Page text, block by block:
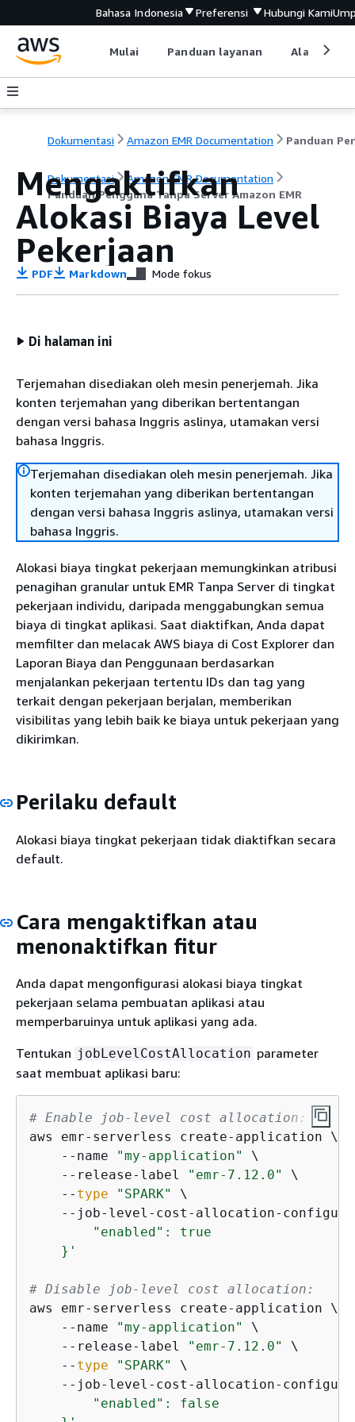
Bahasa Indonesia Preferensi Hubungi Kami
Mulai Panduan layanan Alat
Dokumentasi Amazon EMR Documentation
Dokumentasi
Amazon EMR Documentation
Panduan Pengguna Tanpa Server Amazon EMR
Mengaktifkan
Alokasi Biaya Level
Pekerjaan
PDF Markdown Mode fokus
Di halaman ini
Terjemahan disediakan oleh mesin penerjemah. Jika
konten terjemahan yang diberikan bertentangan
dengan versi bahasa Inggris aslinya, utamakan versi
bahasa Inggris.
Terjemahan disediakan oleh mesin penerjemah. Jika
konten terjemahan yang diberikan bertentangan
dengan versi bahasa Inggris aslinya, utamakan versi
bahasa Inggris.
Alokasi biaya tingkat pekerjaan memungkinkan atribusi
penagihan granular untuk EMR Tanpa Server di tingkat
pekerjaan individu, daripada menggabungkan semua
biaya di tingkat aplikasi. Saat diaktifkan, Anda dapat
memfilter dan melacak AWS biaya di Cost Explorer dan
Laporan Biaya dan Penggunaan berdasarkan
menjalankan pekerjaan tertentu IDs dan tag yang
terkait dengan pekerjaan berjalan, memberikan
visibilitas yang lebih baik ke biaya untuk pekerjaan yang
dikirimkan.
Perilaku default
Alokasi biaya tingkat pekerjaan tidak diaktifkan secara
default.
Cara mengaktifkan atau
menonaktifkan fitur
Anda dapat mengonfigurasi alokasi biaya tingkat
pekerjaan selama pembuatan aplikasi atau
memperbaruinya untuk aplikasi yang ada.
Tentukan jobLevelCostAllocation parameter
saat membuat aplikasi baru:
# Enable job-level cost allocation:
aws emr-serverless create-application \
    --name
"my-application"
\
    --release-label
"emr-7.12.0"
\
    --
type "SPARK"
\
--job-level-cost-allocation-
        "enabled": true
    }'
# Disable job-level cost allocation:
aws emr-serverless create-application \
    --name
"my-application"
\
    --release-label
"emr-7.12.0"
\
    --
type "SPARK"
\
--job-level-cost-allocation-
        "enabled": false